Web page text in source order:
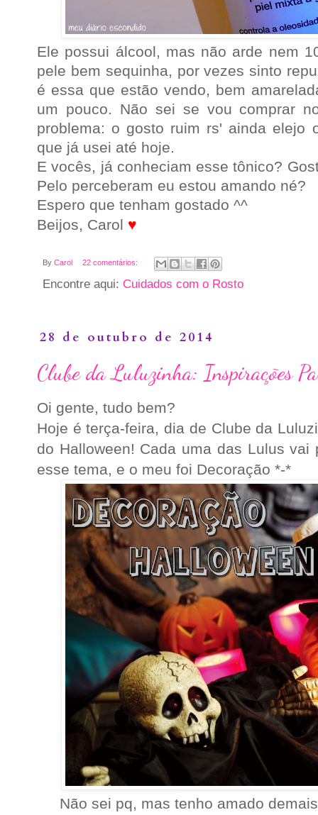
Ele possui álcool, mas não arde nem
pele bem sequinha, por vezes sinto
é essa que estão vendo, bem
um pouco. Não sei se vou comprar
problema: o gosto ruim rs' ainda elejo
que já usei até hoje.
E vocês, já conheciam esse tônico?
Pelo perceberam eu estou amando né?
Espero que tenham gostado ^^
Beijos, Carol ♥
By Carol 22 comentários:
Encontre aqui: Cuidados com o Rosto
28 de outubro de 2014
Clube da Luluzinha: Inspirações
Oi gente, tudo bem?
Hoje é terça-feira, dia de Clube da
do Halloween! Cada uma das Lulus
esse tema, e o meu foi Decoração *-*
Não sei pq, mas tenho amado